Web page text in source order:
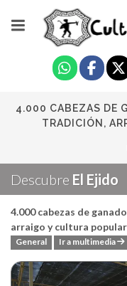
4.000 CABEZAS DE
TRADICIÓN,
Descubre El Ejido
4.000 cabezas de
arraigo y cultura popular
General Ir a multimedia